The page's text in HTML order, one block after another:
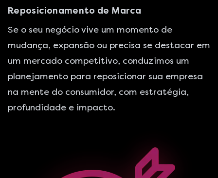
Reposicionamento de Marca
Se o seu negócio vive um momento de
mudança, expansão ou precisa se destacar em
um mercado competitivo, conduzimos um
planejamento para reposicionar sua empresa
na mente do consumidor, com estratégia,
profundidade e impacto.